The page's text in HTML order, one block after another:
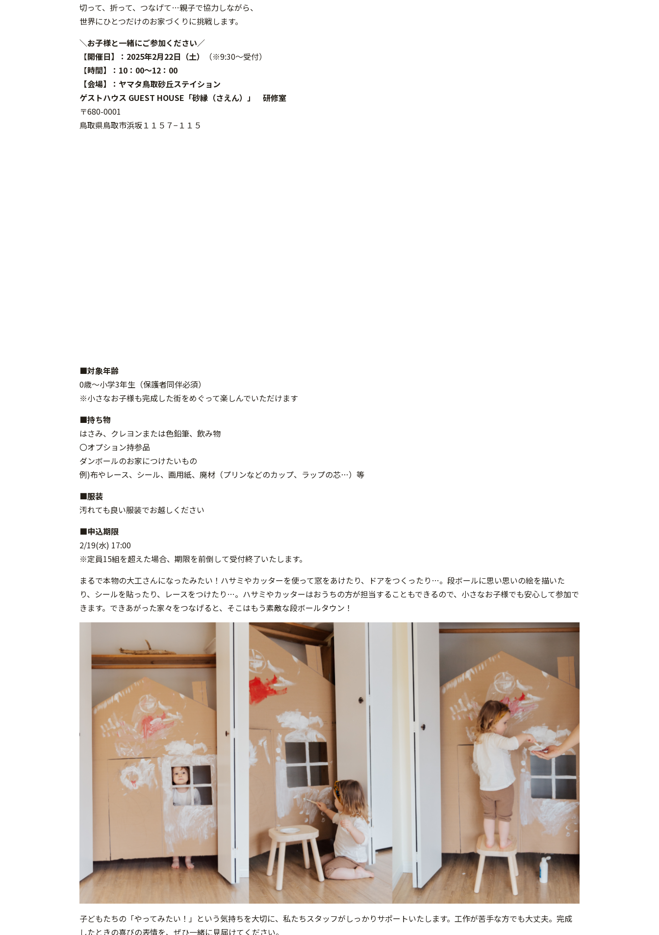
切って、折って、つなげて…親子で協力しながら、
世界にひとつだけのお家づくりに挑戦します。
＼お子様と一緒にご参加ください／
【開催日】：2025年2月22日（土）
（※9:30～受付）
【時間】：10：00〜12：00
【会場】：ヤマタ鳥取砂丘ステイション
ゲストハウス GUEST HOUSE「砂縁（さえん）」 研修室
〒680-0001
鳥取県鳥取市浜坂１１５７−１１５
■対象年齢
0歳～小学3年生（保護者同伴必須）
※小さなお子様も完成した街をめぐって楽しんでいただけます
■持ち物
はさみ、クレヨンまたは色鉛筆、飲み物
〇オプション持参品
ダンボールのお家につけたいもの
例)布やレース、シール、画用紙、廃材（プリンなどのカップ、ラップの芯…）等
■服装
汚れても良い服装でお越しください
■申込期限
2/19(水) 17:00
※定員15組を超えた場合、期限を前倒して受付終了いたします。
まるで本物の大工さんになったみたい！ハサミやカッターを使って窓をあけたり、ドアをつくったり…。段ボールに思い思いの絵を描いた
り、シールを貼ったり、レースをつけたり…。ハサミやカッターはおうちの方が担当することもできるので、小さなお子様でも安心して参加で
きます。できあがった家々をつなげると、そこはもう素敵な段ボールタウン！
子どもたちの「やってみたい！」という気持ちを大切に、私たちスタッフがしっかりサポートいたします。工作が苦手な方でも大丈夫。完成
したときの喜びの表情を、ぜひ一緒に見届けてください。